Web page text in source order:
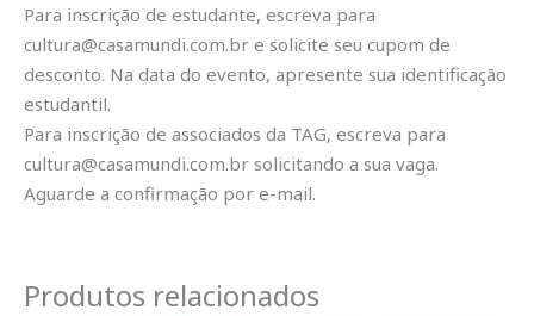
Para inscrição de estudante, escreva para
cultura@casamundi.com.br e solicite seu cupom de
desconto. Na data do evento, apresente sua identificação
estudantil.
Para inscrição de associados da TAG, escreva para
cultura@casamundi.com.br solicitando a sua vaga.
Aguarde a confirmação por e-mail.
Produtos relacionados